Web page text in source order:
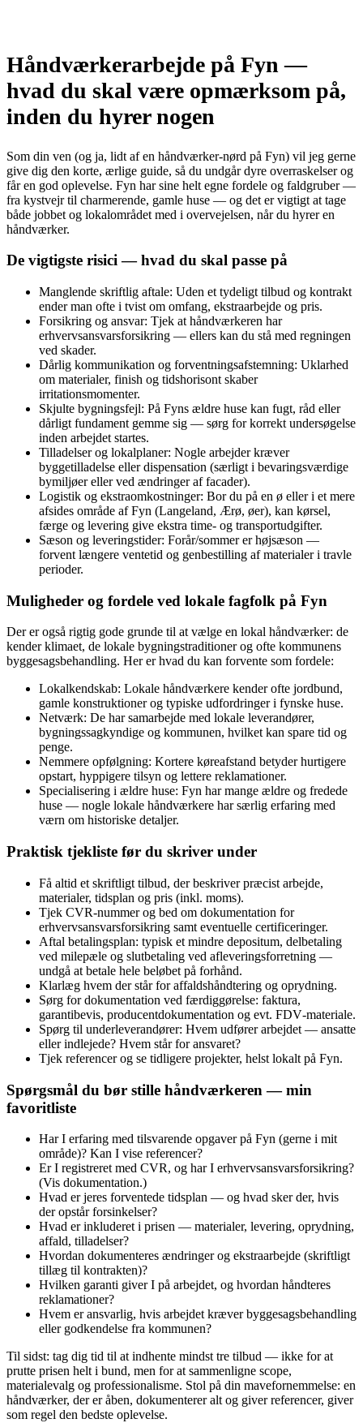
Håndværkerarbejde på Fyn —
hvad du skal være opmærksom på,
inden du hyrer nogen
Som din ven (og ja, lidt af en håndværker‑nørd på Fyn) vil jeg gerne
give dig den korte, ærlige guide, så du undgår dyre overraskelser og
får en god oplevelse. Fyn har sine helt egne fordele og faldgruber —
fra kystvejr til charmerende, gamle huse — og det er vigtigt at tage
både jobbet og lokalområdet med i overvejelsen, når du hyrer en
håndværker.
De vigtigste risici — hvad du skal passe på
Manglende skriftlig aftale: Uden et tydeligt tilbud og kontrakt
ender man ofte i tvist om omfang, ekstraarbejde og pris.
Forsikring og ansvar: Tjek at håndværkeren har
erhvervsansvarsforsikring — ellers kan du stå med regningen
ved skader.
Dårlig kommunikation og forventningsafstemning: Uklarhed
om materialer, finish og tidshorisont skaber
irritationsmomenter.
Skjulte bygningsfejl: På Fyns ældre huse kan fugt, råd eller
dårligt fundament gemme sig — sørg for korrekt undersøgelse
inden arbejdet startes.
Tilladelser og lokalplaner: Nogle arbejder kræver
byggetilladelse eller dispensation (særligt i bevaringsværdige
bymiljøer eller ved ændringer af facader).
Logistik og ekstraomkostninger: Bor du på en ø eller i et mere
afsides område af Fyn (Langeland, Ærø, øer), kan kørsel,
færge og levering give ekstra time- og transportudgifter.
Sæson og leveringstider: Forår/sommer er højsæson —
forvent længere ventetid og genbestilling af materialer i travle
perioder.
Muligheder og fordele ved lokale fagfolk på Fyn
Der er også rigtig gode grunde til at vælge en lokal håndværker: de
kender klimaet, de lokale bygningstraditioner og ofte kommunens
byggesagsbehandling. Her er hvad du kan forvente som fordele:
Lokalkendskab: Lokale håndværkere kender ofte jordbund,
gamle konstruktioner og typiske udfordringer i fynske huse.
Netværk: De har samarbejde med lokale leverandører,
bygningssagkyndige og kommunen, hvilket kan spare tid og
penge.
Nemmere opfølgning: Kortere køreafstand betyder hurtigere
opstart, hyppigere tilsyn og lettere reklamationer.
Specialisering i ældre huse: Fyn har mange ældre og fredede
huse — nogle lokale håndværkere har særlig erfaring med
værn om historiske detaljer.
Praktisk tjekliste før du skriver under
Få altid et skriftligt tilbud, der beskriver præcist arbejde,
materialer, tidsplan og pris (inkl. moms).
Tjek CVR‑nummer og bed om dokumentation for
erhvervsansvarsforsikring samt eventuelle certificeringer.
Aftal betalingsplan: typisk et mindre depositum, delbetaling
ved milepæle og slutbetaling ved afleveringsforretning —
undgå at betale hele beløbet på forhånd.
Klarlæg hvem der står for affaldshåndtering og oprydning.
Sørg for dokumentation ved færdiggørelse: faktura,
garantibevis, producentdokumentation og evt. FDV‑materiale.
Spørg til underleverandører: Hvem udfører arbejdet — ansatte
eller indlejede? Hvem står for ansvaret?
Tjek referencer og se tidligere projekter, helst lokalt på Fyn.
Spørgsmål du bør stille håndværkeren — min
favoritliste
Har I erfaring med tilsvarende opgaver på Fyn (gerne i mit
område)? Kan I vise referencer?
Er I registreret med CVR, og har I erhvervsansvarsforsikring?
(Vis dokumentation.)
Hvad er jeres forventede tidsplan — og hvad sker der, hvis
der opstår forsinkelser?
Hvad er inkluderet i prisen — materialer, levering, oprydning,
affald, tilladelser?
Hvordan dokumenteres ændringer og ekstraarbejde (skriftligt
tillæg til kontrakten)?
Hvilken garanti giver I på arbejdet, og hvordan håndteres
reklamationer?
Hvem er ansvarlig, hvis arbejdet kræver byggesagsbehandling
eller godkendelse fra kommunen?
Til sidst: tag dig tid til at indhente mindst tre tilbud — ikke for at
prutte prisen helt i bund, men for at sammenligne scope,
materialevalg og professionalisme. Stol på din mavefornemmelse: en
håndværker, der er åben, dokumenterer alt og giver referencer, giver
som regel den bedste oplevelse.